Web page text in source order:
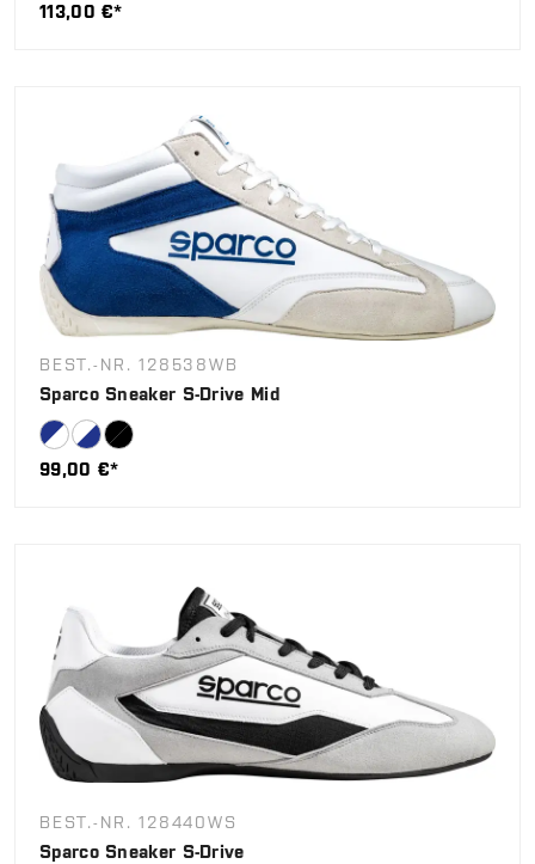
113,00 €*
BEST.-NR. 128538WB
Sparco Sneaker S-Drive Mid
99,00 €*
BEST.-NR. 128440WS
Sparco Sneaker S-Drive